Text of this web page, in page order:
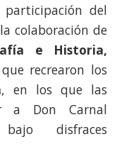
del
colaboración de
e Historia,
recrearon los
, en los que las
a Don Carnal
disfraces